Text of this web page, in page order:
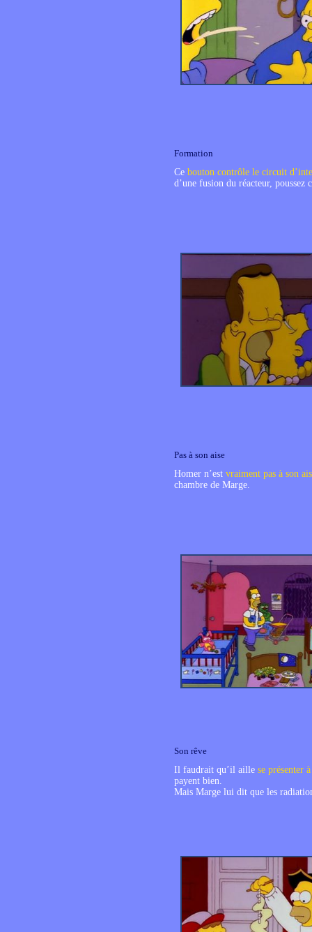
Formation
Ce bouton contrôle le circuit
d’une fusion du réacteur, poussez
Pas à son aise
Homer n’est vraiment pas à son
chambre de Marge.
Son rêve
Il faudrait qu’il aille se présenter
payent bien.
Mais Marge lui dit que les